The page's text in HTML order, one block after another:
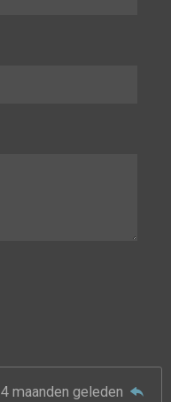
4 maanden geleden